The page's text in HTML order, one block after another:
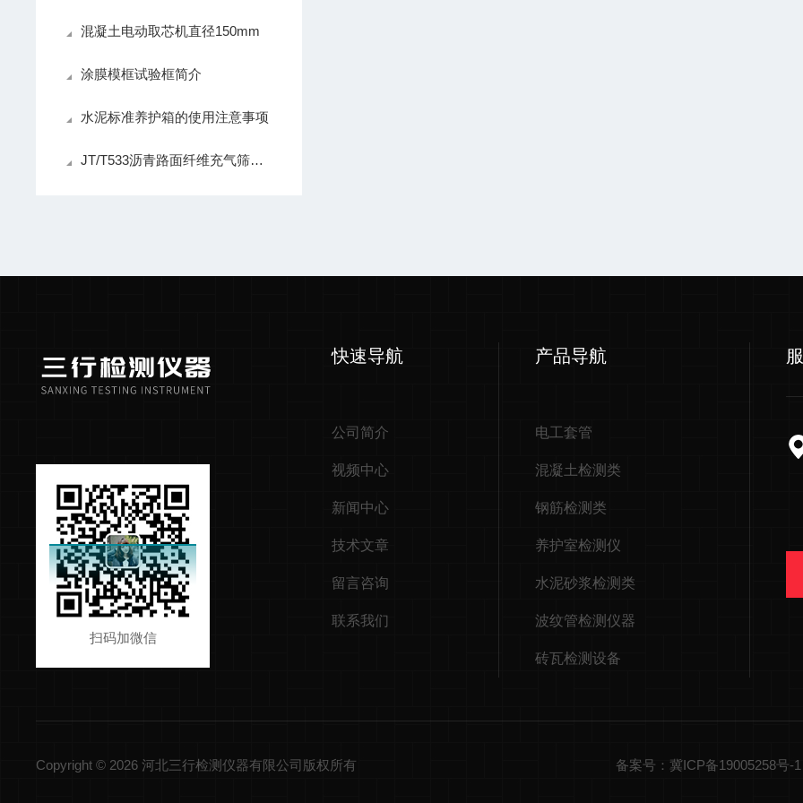
混凝土电动取芯机直径150mm
涂膜模框试验框简介
水泥标准养护箱的使用注意事项
JT/T533沥青路面纤维充气筛分析试验仪简介
扫码加微信
快速导航
公司简介
视频中心
新闻中心
技术文章
留言咨询
联系我们
产品导航
电工套管
混凝土检测类
钢筋检测类
养护室检测仪
水泥砂浆检测类
波纹管检测仪器
砖瓦检测设备
Copyright © 2026 河北三行检测仪器有限公司版权所有 备案号：冀ICP备19005258号-1